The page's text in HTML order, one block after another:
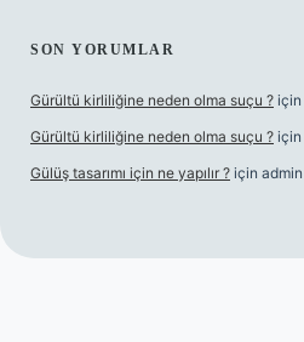
SON YORUMLAR
Gürültü kirliliğine neden olma suçu ? için
Gürültü kirliliğine neden olma suçu ? için
Gülüş tasarımı için ne yapılır ? için admin